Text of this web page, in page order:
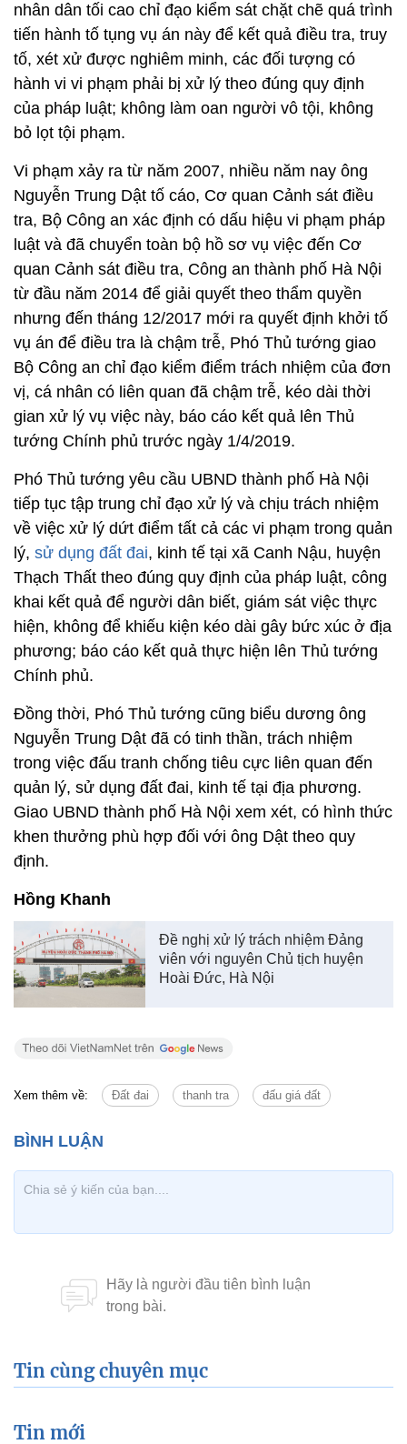
nhân dân tối cao chỉ đạo kiểm sát chặt chẽ quá trình
tiến hành tố tụng vụ án này để kết quả điều tra, truy
tố, xét xử được nghiêm minh, các đối tượng có
hành vi vi phạm phải bị xử lý theo đúng quy định
của pháp luật; không làm oan người vô tội, không
bỏ lọt tội phạm.
Vi phạm xảy ra từ năm 2007, nhiều năm nay ông
Nguyễn Trung Dật tố cáo, Cơ quan Cảnh sát điều
tra, Bộ Công an xác định có dấu hiệu vi phạm pháp
luật và đã chuyển toàn bộ hồ sơ vụ việc đến Cơ
quan Cảnh sát điều tra, Công an thành phố Hà Nội
từ đầu năm 2014 để giải quyết theo thẩm quyền
nhưng đến tháng 12/2017 mới ra quyết định khởi tố
vụ án để điều tra là chậm trễ, Phó Thủ tướng giao
Bộ Công an chỉ đạo kiểm điểm trách nhiệm của đơn
vị, cá nhân có liên quan đã chậm trễ, kéo dài thời
gian xử lý vụ việc này, báo cáo kết quả lên Thủ
tướng Chính phủ trước ngày 1/4/2019.
Phó Thủ tướng yêu cầu UBND thành phố Hà Nội
tiếp tục tập trung chỉ đạo xử lý và chịu trách nhiệm
về việc xử lý dứt điểm tất cả các vi phạm trong quản
lý, sử dụng đất đai, kinh tế tại xã Canh Nậu, huyện
Thạch Thất theo đúng quy định của pháp luật, công
khai kết quả để người dân biết, giám sát việc thực
hiện, không để khiếu kiện kéo dài gây bức xúc ở địa
phương; báo cáo kết quả thực hiện lên Thủ tướng
Chính phủ.
Đồng thời, Phó Thủ tướng cũng biểu dương ông
Nguyễn Trung Dật đã có tinh thần, trách nhiệm
trong việc đấu tranh chống tiêu cực liên quan đến
quản lý, sử dụng đất đai, kinh tế tại địa phương.
Giao UBND thành phố Hà Nội xem xét, có hình thức
khen thưởng phù hợp đối với ông Dật theo quy
định.
Hồng Khanh
Đề nghị xử lý trách nhiệm Đảng
viên với nguyên Chủ tịch huyện
Hoài Đức, Hà Nội
Xem thêm về: Đất đai thanh tra đấu giá đất
Tin cùng chuyên mục
Tin mới